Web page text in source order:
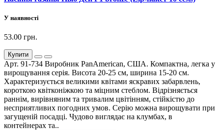
У наявності
53.00 грн.
Купити
Арт. 91-734 Виробник PanAmerican, США. Компактна, легка у
вирощування серія. Висота 20-25 см, ширина 15-20 см.
Характеризується великими квітами яскравих забарвлень,
короткою квітконіжкою та міцним стеблом. Відрізняється
раннім, вирівняним та тривалим цвітінням, стійкістю до
несприятливих погодних умов. Серію можна вирощувати при
загущеній посадці. Чудово виглядає на клумбах, в
контейнерах та..